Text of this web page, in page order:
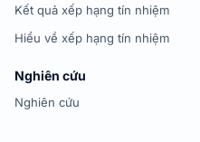
Kết quả xếp hạng tín nhiệm
Hiểu về xếp hạng tín nhiệm
Nghiên cứu
Nghiên cứu